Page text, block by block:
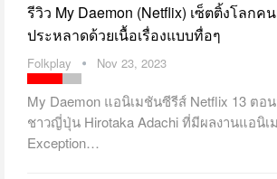
รีวิว My Daemon (Netflix) เซ็ตติ้งโลกค
ประหลาดด้วยเนื้อเรื่องแบบทื่อๆ
Folkplay Nov 23, 2023
My Daemon แอนิเมชันซีรีส์ Netflix 13 ตอ
ชาวญี่ปุ่น Hirotaka Adachi ที่มีผลงานแอนิ
Exception…